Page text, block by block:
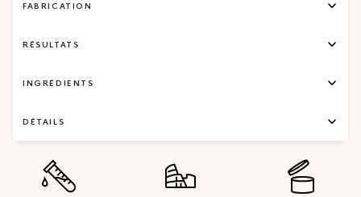
FABRICATION
RÉSULTATS
INGRÉDIENTS
DÉTAILS